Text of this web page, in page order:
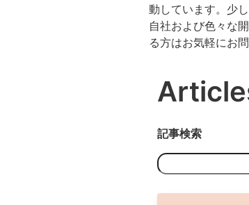
動しています。少
自社および色々な
る方はお気軽にお
記事検索